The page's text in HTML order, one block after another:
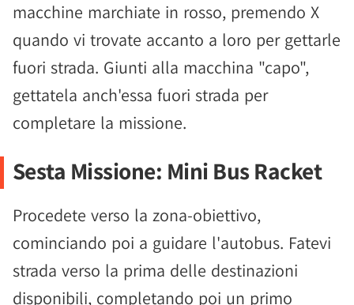
macchine marchiate in rosso, premendo X
quando vi trovate accanto a loro per gettarle
fuori strada. Giunti alla macchina "capo",
gettatela anch'essa fuori strada per
completare la missione.
Sesta Missione: Mini Bus Racket
Procedete verso la zona-obiettivo,
cominciando poi a guidare l'autobus. Fatevi
strada verso la prima delle destinazioni
disponibili, completando poi un primo